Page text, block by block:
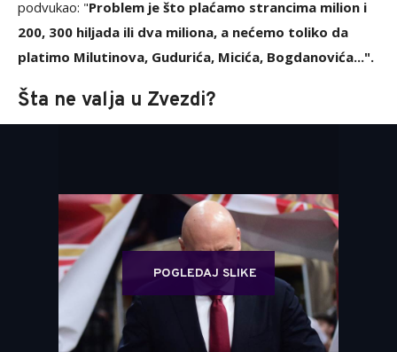
podvukao: "Problem je što plaćamo strancima milion i
200, 300 hiljada ili dva miliona, a nećemo toliko da
platimo Milutinova, Gudurića, Micića, Bogdanovića...".
Šta ne valja u Zvezdi?
POGLEDAJ SLIKE